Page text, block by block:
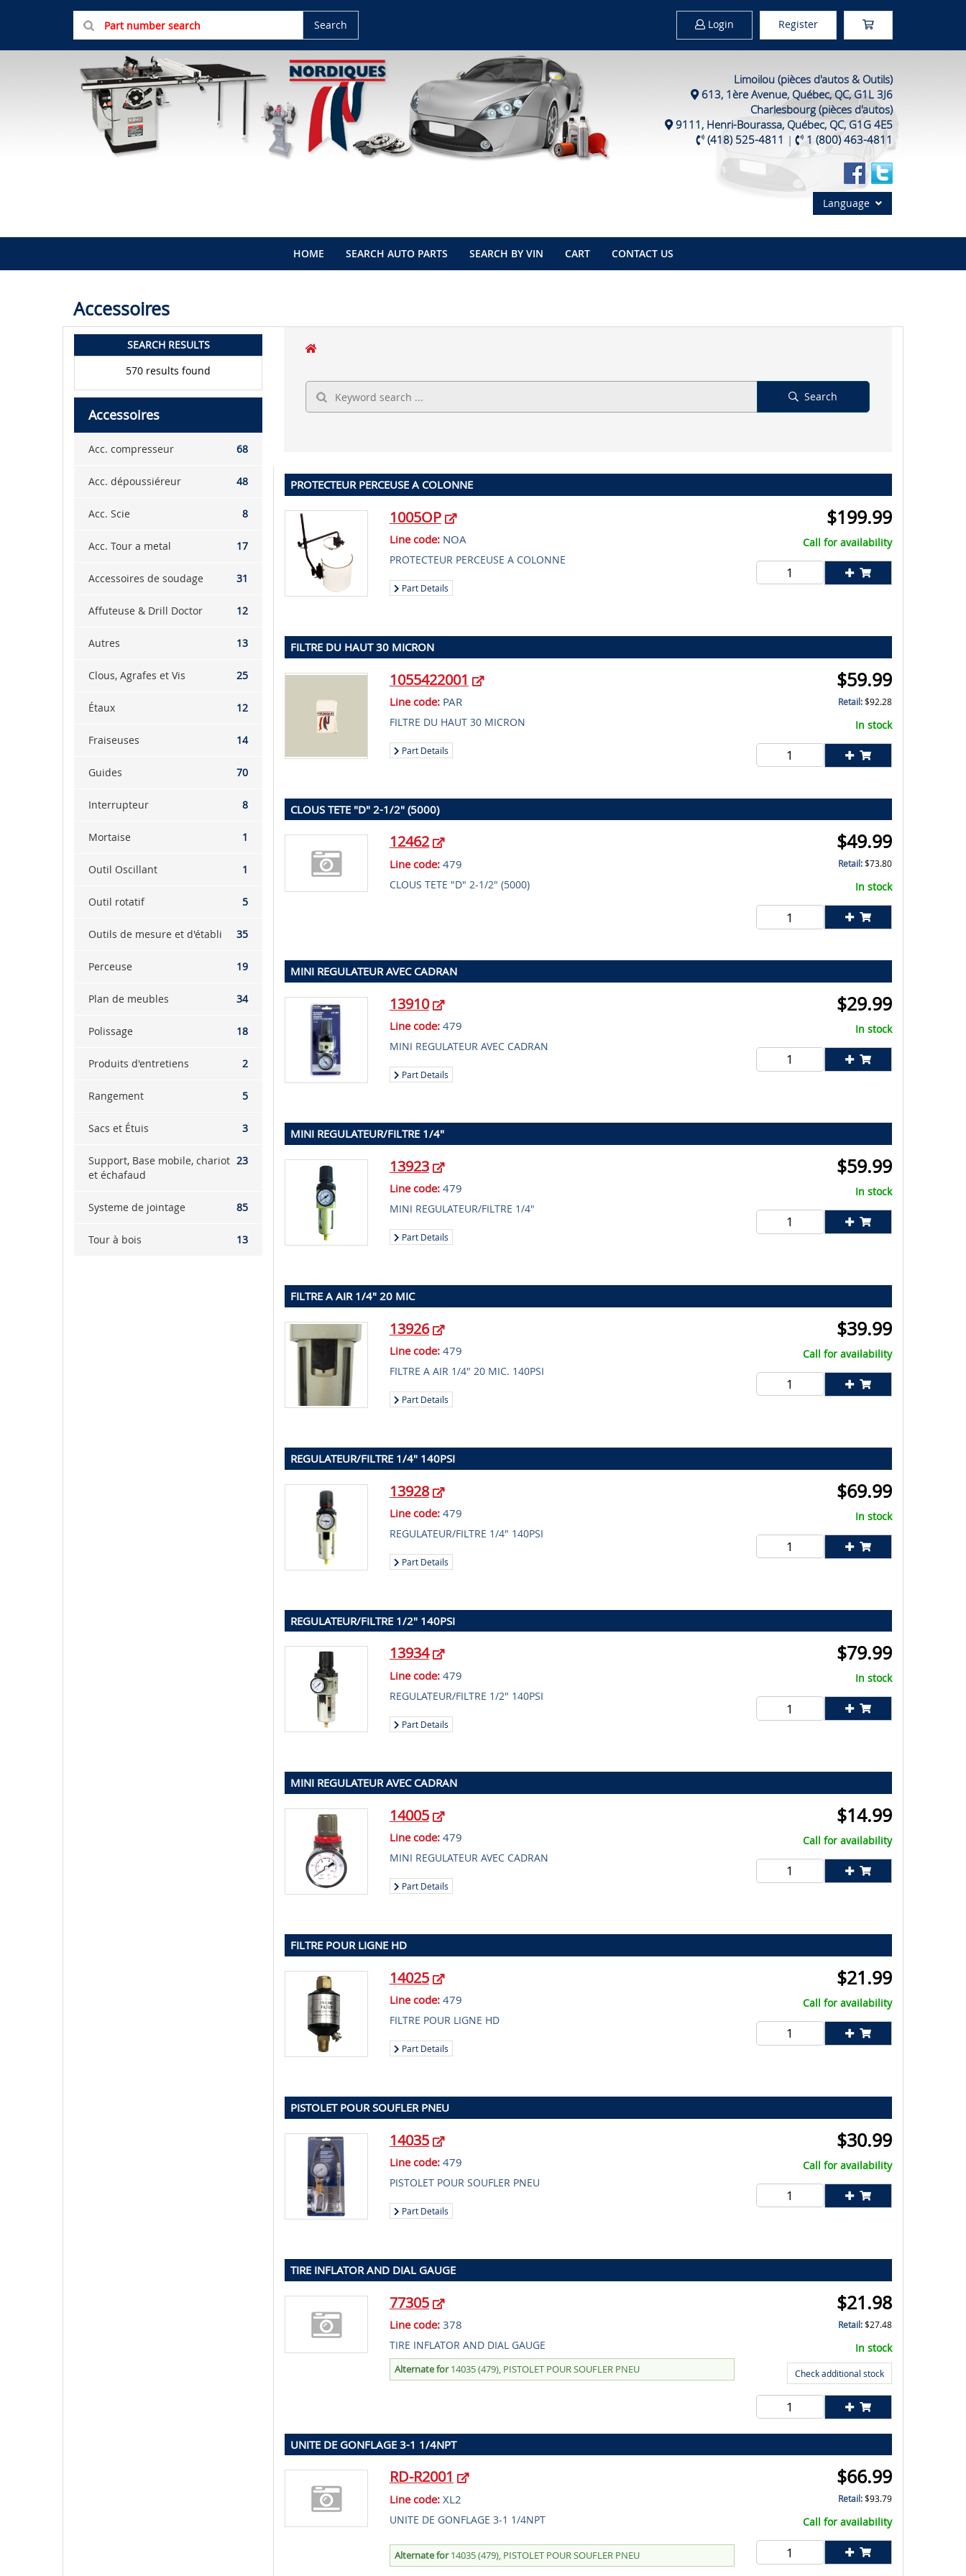
Search Login Register
Limoilou (pièces d'autos & Outils)
613, 1ère Avenue, Québec, QC, G1L 3J6
Charlesbourg (pièces d'autos)
9111, Henri-Bourassa, Québec, QC, G1G 4E5
(418) 525-4811 | 1 (800) 463-4811
Language
HOME SEARCH AUTO PARTS SEARCH BY VIN CART CONTACT US
Accessoires
SEARCH RESULTS
570 results found
Accessoires
Acc. compresseur 68
Acc. dépoussiéreur 48
Acc. Scie 8
Acc. Tour a metal 17
Accessoires de soudage 31
Affuteuse & Drill Doctor 12
Autres 13
Clous, Agrafes et Vis 25
Étaux 12
Fraiseuses 14
Guides 70
Interrupteur 8
Mortaise 1
Outil Oscillant 1
Outil rotatif 5
Outils de mesure et d'établi 35
Perceuse 19
Plan de meubles 34
Polissage 18
Produits d'entretiens 2
Rangement 5
Sacs et Étuis 3
Support, Base mobile, chariot
et échafaud
23
Systeme de jointage 85
Tour à bois 13
Search
PROTECTEUR PERCEUSE A COLONNE
1005OP
Line code:NOA
PROTECTEUR PERCEUSE A COLONNE
Part Details
$199.99
Call for availability
FILTRE DU HAUT 30 MICRON
1055422001
Line code:PAR
FILTRE DU HAUT 30 MICRON
Part Details
$59.99
Retail:$92.28
In stock
CLOUS TETE "D" 2-1/2" (5000)
12462
Line code:479
CLOUS TETE "D" 2-1/2" (5000)
$49.99
Retail:$73.80
In stock
MINI REGULATEUR AVEC CADRAN
13910
Line code:479
MINI REGULATEUR AVEC CADRAN
Part Details
$29.99
In stock
MINI REGULATEUR/FILTRE 1/4"
13923
Line code:479
MINI REGULATEUR/FILTRE 1/4"
Part Details
$59.99
In stock
FILTRE A AIR 1/4" 20 MIC
13926
Line code:479
FILTRE A AIR 1/4" 20 MIC. 140PSI
Part Details
$39.99
Call for availability
REGULATEUR/FILTRE 1/4" 140PSI
13928
Line code:479
REGULATEUR/FILTRE 1/4" 140PSI
Part Details
$69.99
In stock
REGULATEUR/FILTRE 1/2" 140PSI
13934
Line code:479
REGULATEUR/FILTRE 1/2" 140PSI
Part Details
$79.99
In stock
MINI REGULATEUR AVEC CADRAN
14005
Line code:479
MINI REGULATEUR AVEC CADRAN
Part Details
$14.99
Call for availability
FILTRE POUR LIGNE HD
14025
Line code:479
FILTRE POUR LIGNE HD
Part Details
$21.99
Call for availability
PISTOLET POUR SOUFLER PNEU
14035
Line code:479
PISTOLET POUR SOUFLER PNEU
Part Details
$30.99
Call for availability
TIRE INFLATOR AND DIAL GAUGE
77305
Line code:378
TIRE INFLATOR AND DIAL GAUGE
Alternate for14035 (479), PISTOLET POUR SOUFLER PNEU
$21.98
Retail:$27.48
In stock
Check additional stock
UNITE DE GONFLAGE 3-1 1/4NPT
RD-R2001
Line code:XL2
UNITE DE GONFLAGE 3-1 1/4NPT
Alternate for14035 (479), PISTOLET POUR SOUFLER PNEU
$66.99
Retail:$93.79
Call for availability